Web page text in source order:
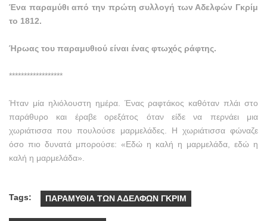
Ένα παραμύθι από την πρώτη συλλογή των Αδελφών Γκρίμ
το 1812.
Ήρωας του παραμυθιού είναι ένας φτωχός ράφτης.
******************
Ήταν μία ηλιόλουστη ημέρα. Ένας ραφτάκος καθόταν πλάι στο
παράθυρο και έραβε ορεξάτος όταν είδε να περνάει μια
χωριάτισσα που πουλούσε μαρμελάδες. Η χωριάτισσα φώναζε
όσο πιο δυνατά μπορούσε: «Εδώ η καλή η μαρμελάδα, εδώ η
καλή η μαρμελάδα».
Tags: ΠΑΡΑΜΥΘΙΑ ΤΩΝ ΑΔΕΛΦΩΝ ΓΚΡΙΜ